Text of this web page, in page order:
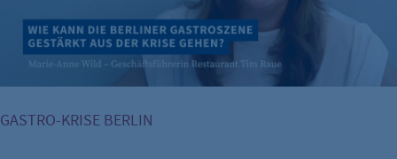
GASTRO-KRISE BERLIN